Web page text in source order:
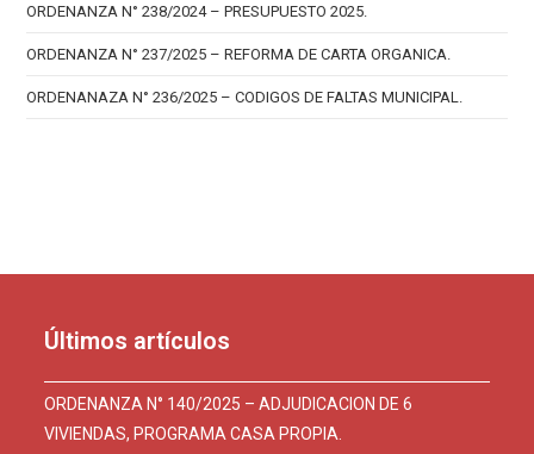
ORDENANZA N° 238/2024 – PRESUPUESTO 2025.
ORDENANZA N° 237/2025 – REFORMA DE CARTA ORGANICA.
ORDENANAZA N° 236/2025 – CODIGOS DE FALTAS MUNICIPAL.
Últimos artículos
ORDENANZA N° 140/2025 – ADJUDICACION DE 6
VIVIENDAS, PROGRAMA CASA PROPIA.